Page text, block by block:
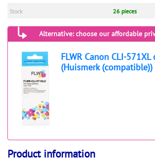
Stock 26 pieces
Alternative: choose our affordable
FLWR Canon CLI-571XL
(Huismerk (compatible))
Product information